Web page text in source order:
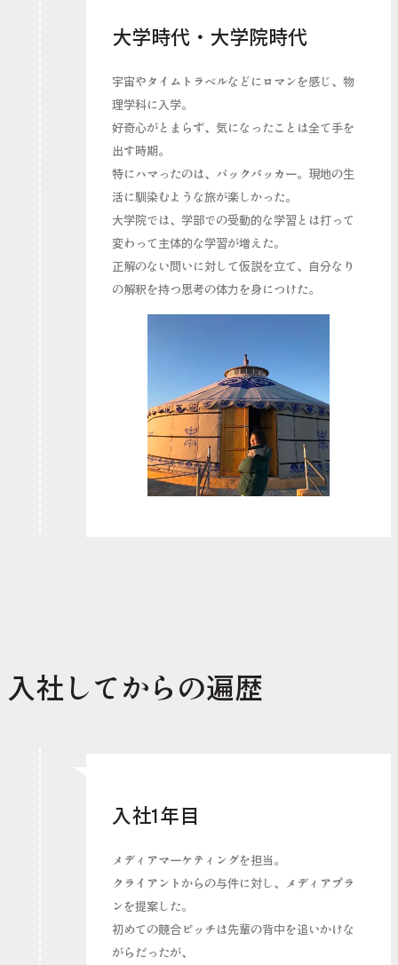
大学時代・大学院時代
宇宙やタイムトラべルなどにロマンを感じ、物
理学科に入学。
好奇心がとまらず、気になったことは全て手を
出す時期。
特にハマったのは、バックパッカー。現地の生
活に馴染むような旅が楽しかった。
大学院では、学部での受動的な学習とは打って
変わって主体的な学習が増えた。
正解のない問いに対して仮説を立て、自分なり
の解釈を持つ思考の体力を身につけた。
入社してからの遍歴
入社1年目
メディアマーケティングを担当。
クライアントからの与件に対し、メディアプラ
ンを提案した。
初めての競合ピッチは先輩の背中を追いかけな
がらだったが、